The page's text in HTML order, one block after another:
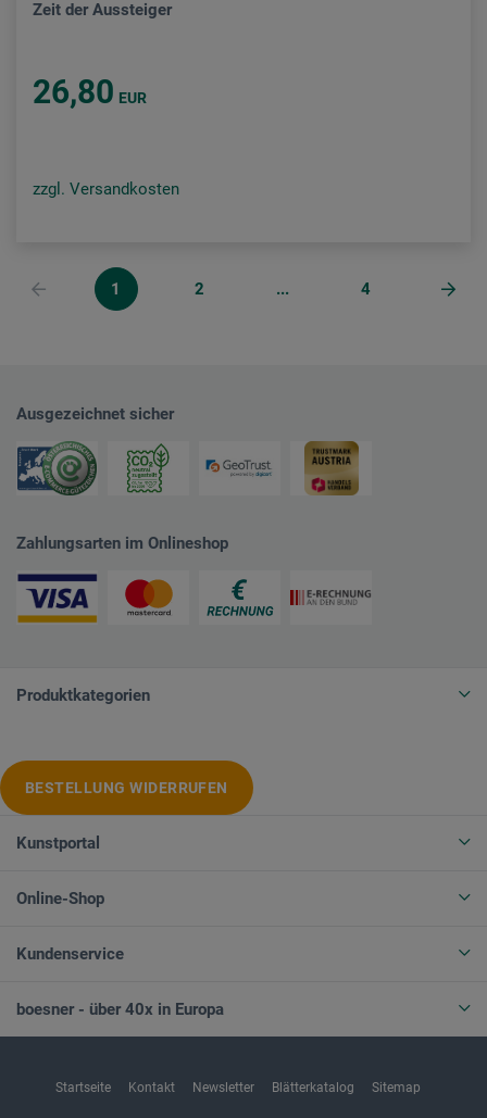
Zeit der Aussteiger
26,80 EUR
zzgl. Versandkosten
1 2 ... 4
Ausgezeichnet sicher
Zahlungsarten im Onlineshop
Produktkategorien
BESTELLUNG WIDERRUFEN
Kunstportal
Online-Shop
Kundenservice
boesner - über 40x in Europa
Startseite Kontakt Newsletter Blätterkatalog Sitemap